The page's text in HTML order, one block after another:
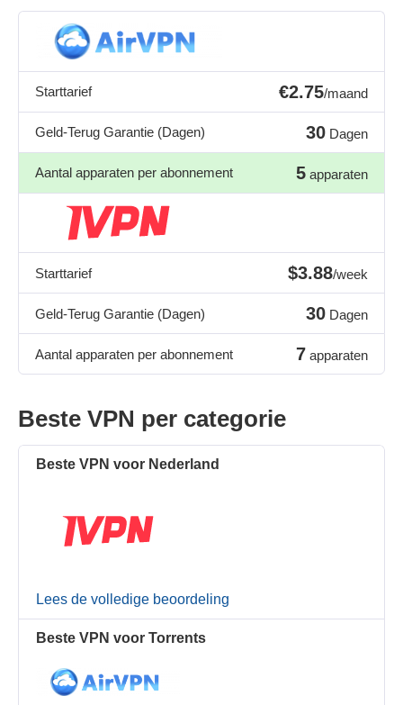
Starttarief €2.75/maand
Geld-Terug Garantie (Dagen) 30 Dagen
Aantal apparaten per abonnement 5 apparaten
Starttarief $3.88/week
Geld-Terug Garantie (Dagen) 30 Dagen
Aantal apparaten per abonnement 7 apparaten
Beste VPN per categorie
Beste VPN voor Nederland
Lees de volledige beoordeling
Beste VPN voor Torrents